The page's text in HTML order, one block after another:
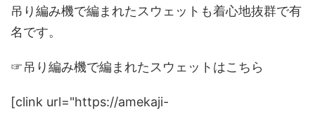
吊り編み機で編まれたスウェットも着心地抜群で有
名です。
☞吊り編み機で編まれたスウェットはこちら
[clink url="https://amekaji-